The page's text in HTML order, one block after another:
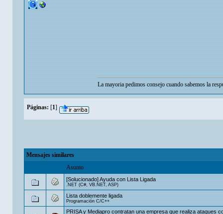
La mayoria pedimos consejo cuando sabemos la
Páginas: [1]
Mensajes similares
Asunto
[Solucionado] Ayuda con Lista Ligada
.NET (C#, VB.NET, ASP)
Lista doblemente ligada
Programación C/C++
PRISA y Mediapro contratan una empresa que realiza ataques